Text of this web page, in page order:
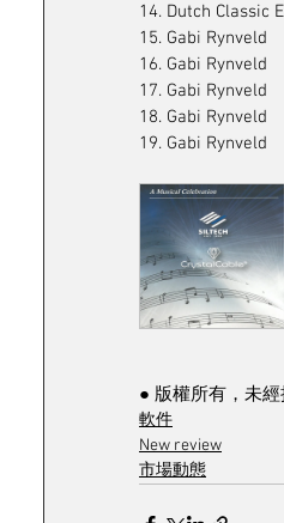
14. Dutch Classic
15. Gabi Rynveld
16. Gabi Rynveld
17. Gabi Rynveld
18. Gabi Rynveld
19. Gabi Rynveld
● 版權所有，未
軟件
New review
市場動態